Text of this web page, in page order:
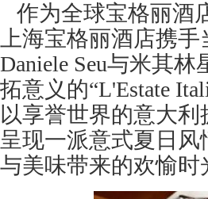
作为全球宝格丽酒
上海宝格丽酒店携
Daniele Seu与米其
拓意义的“L'Estate
以享誉世界的意大
呈现一派意式夏日
与美味带来的欢愉时